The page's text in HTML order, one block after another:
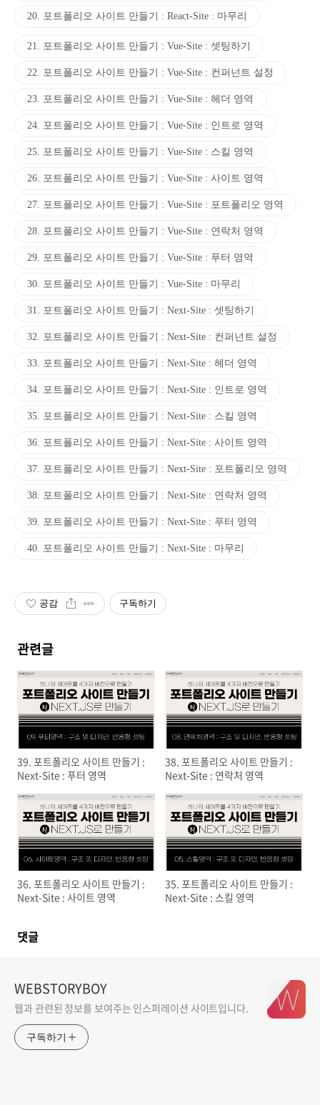
20. 포트폴리오 사이트 만들기 : React-Site : 마무리
21. 포트폴리오 사이트 만들기 : Vue-Site : 셋팅하기
22. 포트폴리오 사이트 만들기 : Vue-Site : 컨퍼넌트 설정
23. 포트폴리오 사이트 만들기 : Vue-Site : 헤더 영역
24. 포트폴리오 사이트 만들기 : Vue-Site : 인트로 영역
25. 포트폴리오 사이트 만들기 : Vue-Site : 스킬 영역
26. 포트폴리오 사이트 만들기 : Vue-Site : 사이트 영역
27. 포트폴리오 사이트 만들기 : Vue-Site : 포트폴리오 영역
28. 포트폴리오 사이트 만들기 : Vue-Site : 연락처 영역
29. 포트폴리오 사이트 만들기 : Vue-Site : 푸터 영역
30. 포트폴리오 사이트 만들기 : Vue-Site : 마무리
31. 포트폴리오 사이트 만들기 : Next-Site : 셋팅하기
32. 포트폴리오 사이트 만들기 : Next-Site : 컨퍼넌트 설정
33. 포트폴리오 사이트 만들기 : Next-Site : 헤더 영역
34. 포트폴리오 사이트 만들기 : Next-Site : 인트로 영역
35. 포트폴리오 사이트 만들기 : Next-Site : 스킬 영역
36. 포트폴리오 사이트 만들기 : Next-Site : 사이트 영역
37. 포트폴리오 사이트 만들기 : Next-Site : 포트폴리오 영역
38. 포트폴리오 사이트 만들기 : Next-Site : 연락처 영역
39. 포트폴리오 사이트 만들기 : Next-Site : 푸터 영역
40. 포트폴리오 사이트 만들기 : Next-Site : 마무리
공감 구독하기
관련글
39. 포트폴리오 사이트 만들기 :
Next-Site : 푸터 영역
38. 포트폴리오 사이트 만들기 :
Next-Site : 연락처 영역
36. 포트폴리오 사이트 만들기 :
Next-Site : 사이트 영역
35. 포트폴리오 사이트 만들기 :
Next-Site : 스킬 영역
댓글
WEBSTORYBOY
웹과 관련된 정보를 보여주는 인스퍼레이션 사이트입니다.
구독하기